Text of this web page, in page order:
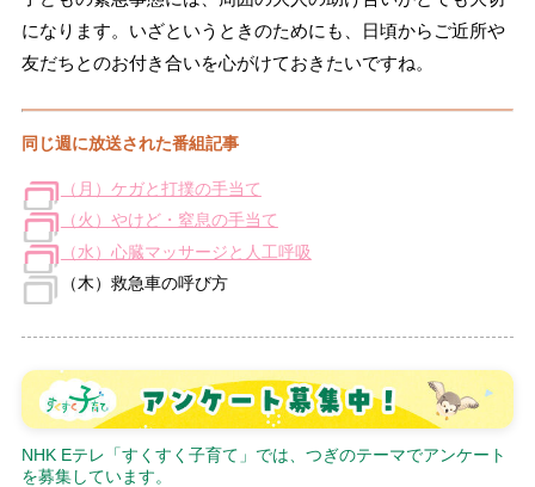
になります。いざというときのためにも、日頃からご近所や
友だちとのお付き合いを心がけておきたいですね。
同じ週に放送された番組記事
（月）ケガと打撲の手当て
（火）やけど・窒息の手当て
（水）心臓マッサージと人工呼吸
（木）救急車の呼び方
NHK Eテレ「すくすく子育て」では、つぎのテーマでアンケート
を募集しています。